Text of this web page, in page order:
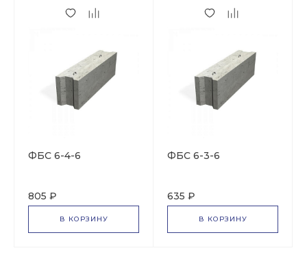
ФБС 6-4-6
805 ₽
В КОРЗИНУ
ФБС 6-3-6
635 ₽
В КОРЗИНУ